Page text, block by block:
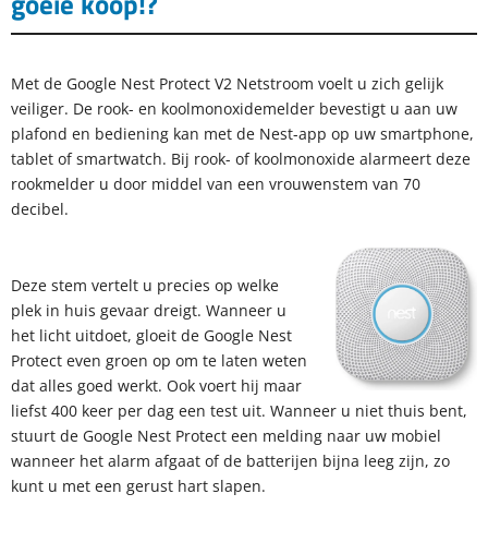
Met de Google Nest Protect V2 Netstroom voelt u zich gelijk
veiliger. De rook- en koolmonoxidemelder bevestigt u aan uw
plafond en bediening kan met de Nest-app op uw smartphone,
tablet of smartwatch. Bij rook- of koolmonoxide alarmeert deze
rookmelder u door middel van een vrouwenstem van 70
decibel.
Deze stem vertelt u precies op welke
plek in huis gevaar dreigt. Wanneer u
het licht uitdoet, gloeit de Google Nest
Protect even groen op om te laten weten
dat alles goed werkt. Ook voert hij maar
liefst 400 keer per dag een test uit. Wanneer u niet thuis bent,
stuurt de Google Nest Protect een melding naar uw mobiel
wanneer het alarm afgaat of de batterijen bijna leeg zijn, zo
kunt u met een gerust hart slapen.